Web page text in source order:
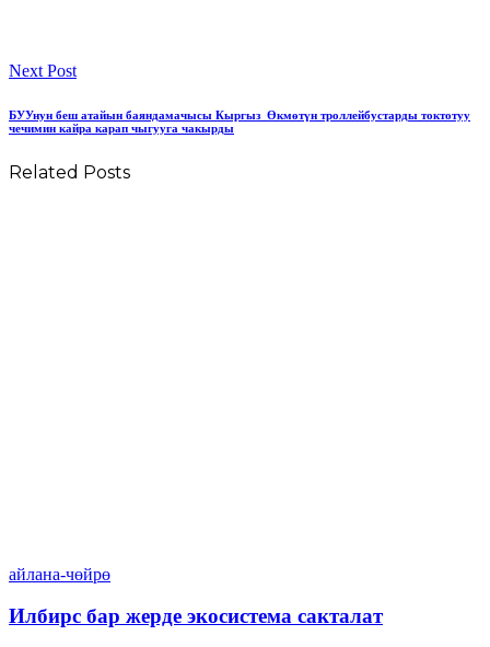
Next Post
БУУнун беш атайын баяндамачысы Кыргыз Өкмөтүн троллейбустарды токтотуу
чечимин кайра карап чыгууга чакырды
Related Posts
айлана-чөйрө
Илбирс бар жерде экосистема сакталат